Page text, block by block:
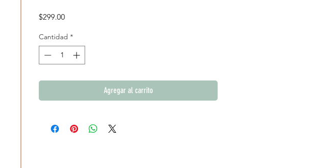
$299.00Precio
Cantidad *
Agregar al carrito